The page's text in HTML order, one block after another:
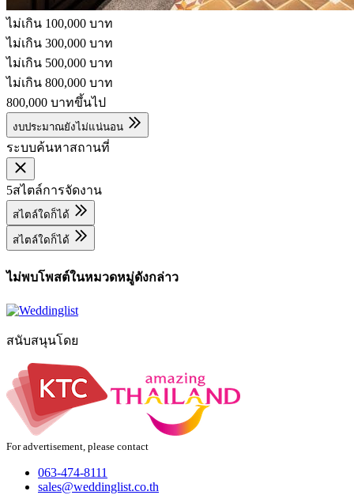
ไม่เกิน 100,000 บาท
ไม่เกิน 300,000 บาท
ไม่เกิน 500,000 บาท
ไม่เกิน 800,000 บาท
800,000 บาทขึ้นไป
งบประมาณยังไม่แน่นอน
ระบบค้นหาสถานที่
5สไตล์การจัดงาน
สไตล์ใดก็ได้
สไตล์ใดก็ได้
ไม่พบโพสต์ในหมวดหมู่ดังกล่าว
สนับสนุนโดย
For advertisement, please contact
063-474-8111
sales@weddinglist.co.th